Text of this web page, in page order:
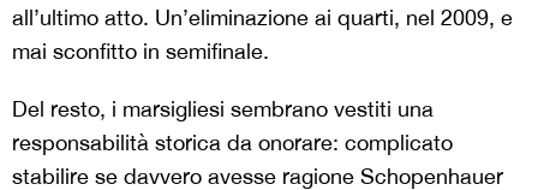
all’ultimo atto. Un’eliminazione ai quarti, nel 2009, e
mai sconfitto in semifinale.
Del resto, i marsigliesi sembrano vestiti una
responsabilità storica da onorare: complicato
stabilire se davvero avesse ragione Schopenhauer